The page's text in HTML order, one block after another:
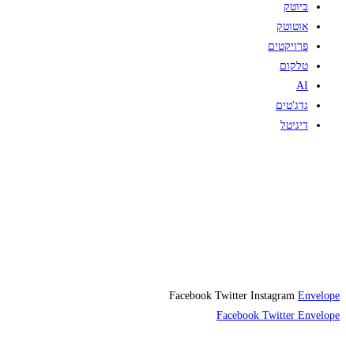
ביוטק
אוטוטק
פרויקטים
טלקום
AI
גדג'טים
דיגיטל
Facebook Twitter Instagram Envelope
Facebook Twitter Envelope